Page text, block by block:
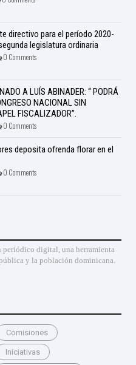
directivo para el período 2020-
legislatura ordinaria
0 Comments
A LUÍS ABINADER: “ PODRÁ
NACIONAL SIN
FISCALIZADOR”.
0 Comments
deposita ofrenda florar en el
0 Comments
periódico digital, una herramienta
y la población dominicana.
Comisiones
Iniciativas